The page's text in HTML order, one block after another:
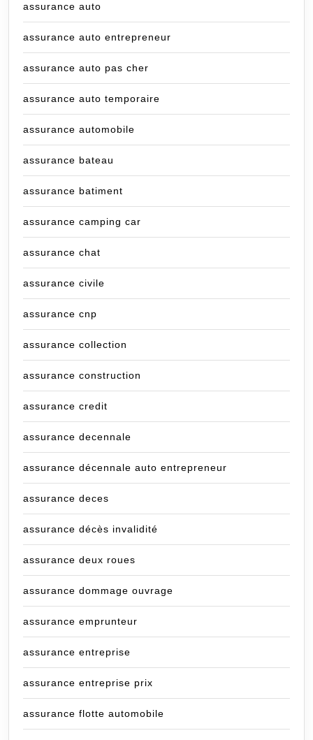
assurance auto
assurance auto entrepreneur
assurance auto pas cher
assurance auto temporaire
assurance automobile
assurance bateau
assurance batiment
assurance camping car
assurance chat
assurance civile
assurance cnp
assurance collection
assurance construction
assurance credit
assurance decennale
assurance décennale auto entrepreneur
assurance deces
assurance décès invalidité
assurance deux roues
assurance dommage ouvrage
assurance emprunteur
assurance entreprise
assurance entreprise prix
assurance flotte automobile